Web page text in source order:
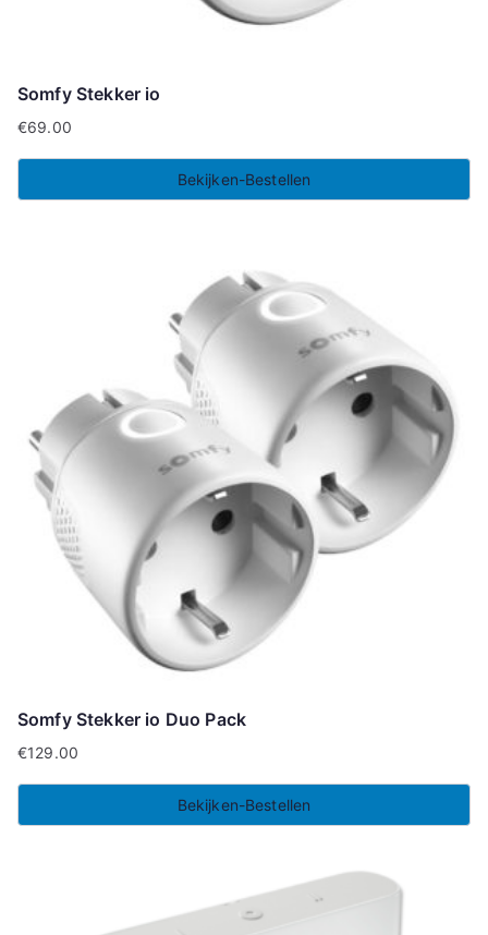
Somfy Stekker io
€69.00
Bekijken-Bestellen
Somfy Stekker io Duo Pack
€129.00
Bekijken-Bestellen